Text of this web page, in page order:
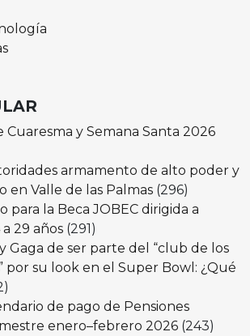
Cuaresma y Semana Santa 2026
armamento de alto poder y
en Valle de las Palmas (296)
para la Beca JOBEC dirigida a
29 años (291)
Gaga de ser parte del “club de los
por su look en el Super Bowl: ¿Qué
de pago de Pensiones
enero–febrero 2026 (243)